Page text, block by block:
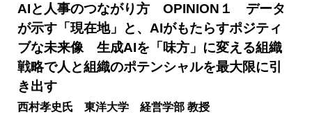
AIと人事のつながり方 OPINION１ データ
が示す「現在地」と、AIがもたらすポジティ
ブな未来像 生成AIを「味方」に変える組織
戦略で人と組織のポテンシャルを最大限に引
き出す
西村孝史氏 東洋大学 経営学部 教授